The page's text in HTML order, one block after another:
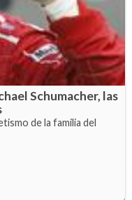
Schumacher, las
de la familia del